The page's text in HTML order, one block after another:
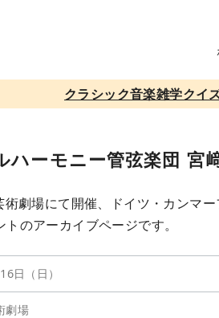
クラシック音楽雑学クイ
ハーモニー管弦楽団 宮
劇場にて開催、ドイツ・カンマ
のアーカイブページです。
日（日）
劇場